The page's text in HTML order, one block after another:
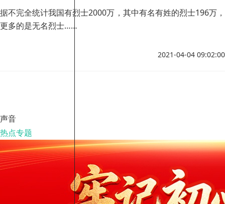
据不完全统计我国有烈士2000万，其中有名有姓的烈士196万，
更多的是无名烈士……
2021-04-04 09:02:00
声音
热点专题